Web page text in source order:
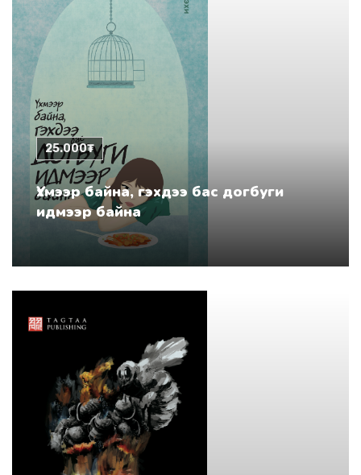
25.000₮
Үхмээр байна, гэхдээ бас догбуги
идмээр байна